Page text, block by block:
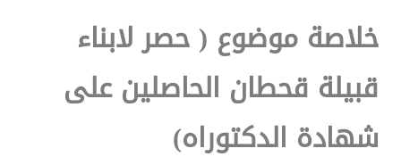
خلاصة موضوع ( حصر لابناء
قبيلة قحطان الحاصلين على
شهادة الدكتوراه)